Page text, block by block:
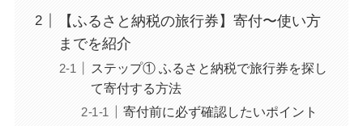
【ふるさと納税の旅行券】寄付〜使い方
までを紹介
ステップ① ふるさと納税で旅行券を探し
て寄付する方法
寄付前に必ず確認したいポイント